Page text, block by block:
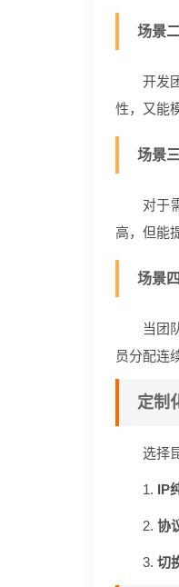
场景
开发
性，又能
场景
对于
高，但能
场景
当团
员分配连
定制
选择
1. IP
2. 协
3. 切